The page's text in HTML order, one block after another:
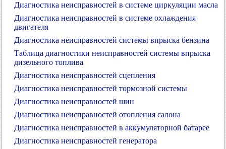
Диагностика неисправностей в системе циркуляции масла
Диагностика неисправностей в системе охлаждения
двигателя
Диагностика неисправностей системы впрыска бензина
Таблица диагностики неисправностей системы впрыска
дизельного топлива
Диагностика неисправностей сцепления
Диагностика неисправностей тормозной системы
Диагностика неисправностей шин
Диагностика неисправностей отопления салона
Диагностика неисправностей в аккумуляторной батарее
Диагностика неисправностей генератора